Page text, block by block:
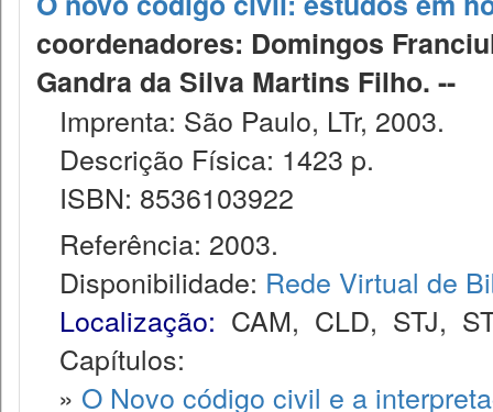
coordenadores: Domingos
Gandra da Silva Martins Filho. --
Imprenta: São Paulo, LTr, 2003.
Descrição Física: 1423 p.
ISBN: 8536103922
Referência: 2003.
Disponibilidade: Rede Virtual de
Localização: CAM, CLD, STJ,
Capítulos:
» O Novo código civil e a